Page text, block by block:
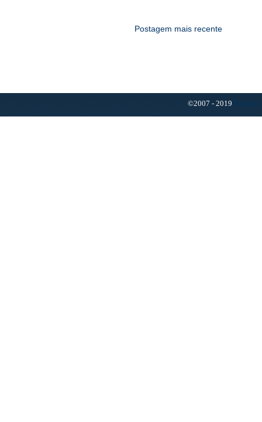
Postagem mais recente
©2007 - 2019